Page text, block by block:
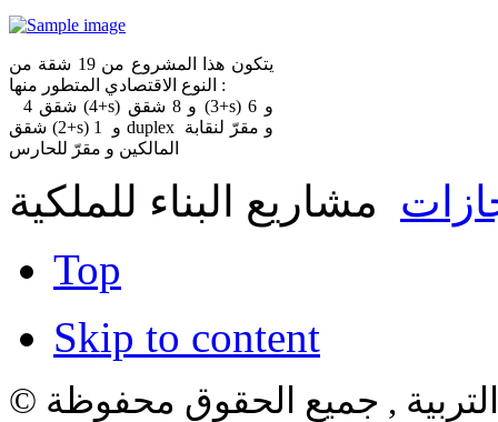
يتكون هذا المشروع من 19 شقة من
النوع الاقتصادي المتطور منها :
4 شقق (4+s) و 8 شقق (3+s) و 6
شقق (2+s) و 1 duplex و مقرّ لنقابة
المالكين و مقرّ للحارس
مشاريع البناء للملكية
Top
Skip to content
, جميع الحقوق محفوظة ©